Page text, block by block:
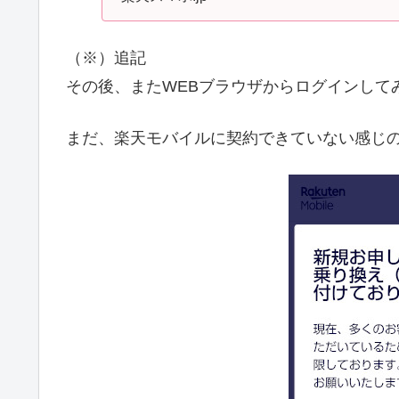
（※）追記
その後、またWEBブラウザからログインし
まだ、楽天モバイルに契約できていない感じ